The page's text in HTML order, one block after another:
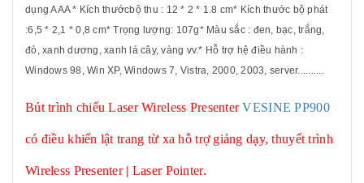
dụng AAA * Kích thướcbộ thu : 12 * 2 * 1.8 cm* Kích thước bộ phát
:6,5 * 2,1 * 0,8 cm* Trọng lượng: 107g* Màu sắc : đen, bạc, trắng,
đỏ, xanh dương, xanh lá cây, vàng vv.* Hỗ trợ hệ điều hành :
Windows 98, Win XP, Windows 7, Vistra, 2000, 2003, server..........
Bút trình chiếu Laser Wireless PresenterVESINE PP900
có điều khiển lật trang từ xa hỗ trợ giảng dạy, thuyết trình
Wireless Presenter | Laser Pointer.